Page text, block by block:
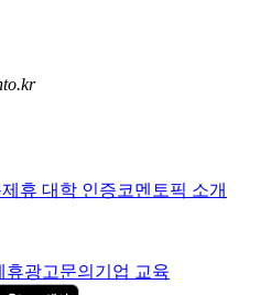
제휴 대학 인증코멘토픽 소개
휴광고문의 기업 교육